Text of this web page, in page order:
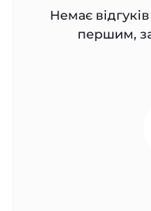
Немає
першим,